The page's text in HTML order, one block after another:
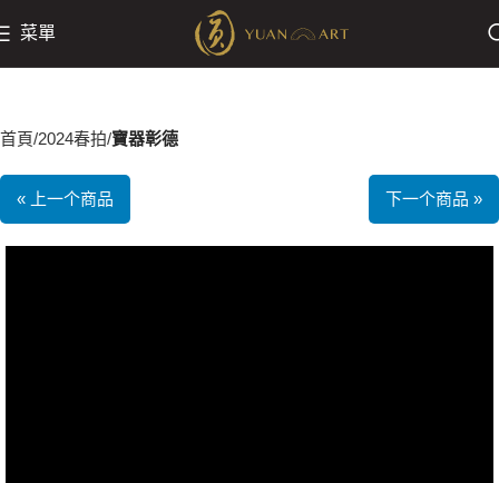
菜單
首頁 2024春拍 寶器彰德
« 上一个商品 下一个商品 »